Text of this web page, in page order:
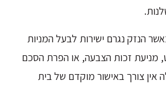
הנזק נגרם ישירות לבעל המניות
מניעת זכות הצבעה, או הפרת הסכם
אין צורך באישור מוקדם של בית